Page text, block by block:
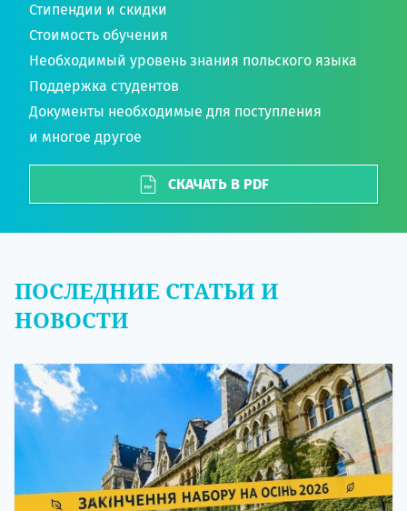
Стипендии и скидки
Стоимость обучения
Необходимый уровень знания польского языка
Поддержка студентов
Документы необходимые для поступления
и многое другое
СКАЧАТЬ В PDF
ПОСЛЕДНИЕ СТАТЬИ И
НОВОСТИ